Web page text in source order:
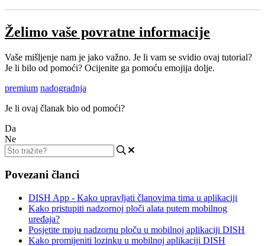
Želimo vaše povratne informacije
Vaše mišljenje nam je jako važno. Je li vam se svidio ovaj tutorial?
Je li bilo od pomoći? Ocijenite ga pomoću emojija dolje.
premium nadogradnja
Je li ovaj članak bio od pomoći?
Da
Ne
Povezani članci
DISH App - Kako upravljati članovima tima u aplikaciji
Kako pristupiti nadzornoj ploči alata putem mobilnog
uređaja?
Posjetite moju nadzornu ploču u mobilnoj aplikaciji DISH
Kako promijeniti lozinku u mobilnoj aplikaciji DISH